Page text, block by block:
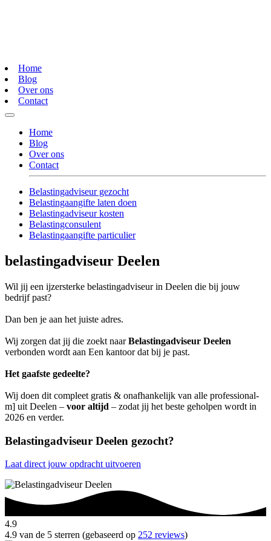
Home
Blog
Over ons
Contact
Home
Blog
Over ons
Contact
Belastingadviseur gezocht
Belastingaangifte laten doen
Belastingadviseur kosten
Belastingconsulent
Belastingaangifte particulier
belastingadviseur Deelen
Wil jij een ijzersterke belastingadviseur in Deelen die bij jouw
bedrijf past?
Dan ben je aan het juiste adres.
Wij zorgen dat jij die zoekt naarBelastingadviseur Deelen
verbonden wordt aan Een kantoor dat bij je past.
Het gaafste gedeelte?
Wij doen dit compleet gratis & onafhankelijk van alle professional-
m] uit Deelen – voor altijd – zodat jij het beste geholpen wordt in
2026 en verder.
Belastingadviseur Deelen gezocht?
Laat direct jouw opdracht uitvoeren
4.9
4.9 van de 5 sterren (gebaseerd op 252 reviews)